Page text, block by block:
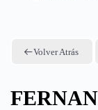
Volver Atrás